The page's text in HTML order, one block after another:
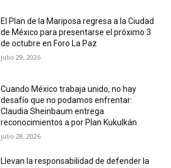
El Plan de la Mariposa regresa a la Ciudad
de México para presentarse el próximo 3
de octubre en Foro La Paz
julio 29, 2026
Cuando México trabaja unido, no hay
desafío que no podamos enfrentar:
Claudia Sheinbaum entrega
reconocimientos a por Plan Kukulkán
julio 28, 2026
Llevan la responsabilidad de defender la